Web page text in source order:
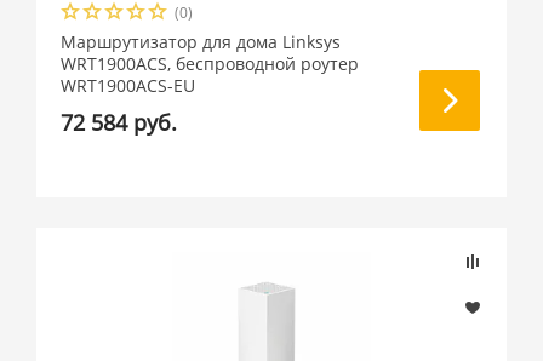
(0)
Маршрутизатор для дома Linksys
WRT1900ACS, беспроводной роутер
WRT1900ACS-EU
72 584 руб.